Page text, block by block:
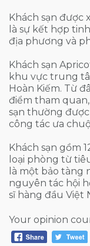
Khách sạn được
là sự kết hợp
địa phương và
Khách sạn
khu vực trung
Hoàn Kiếm. Từ
điểm tham
sạn thường
công tác ưa
Khách sạn gồm
loại phòng từ
là một bảo tàng
nguyên tác hội
sĩ hàng đầu Việt
Your opinion